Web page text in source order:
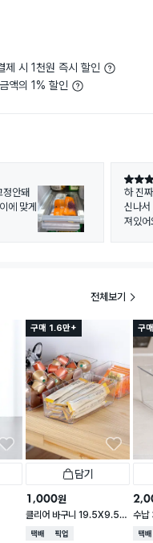
제 시 1천원 즉시 할인
액의 1% 할인
안돼
에 맞게
별점 5
하 진
신나서
져있어
오랜
전체보기
구매 1.6만+
담기
1,000원
클리어 바구니 19.5X9.5X
6.2cm
택배배송매장픽업
구
수
택배